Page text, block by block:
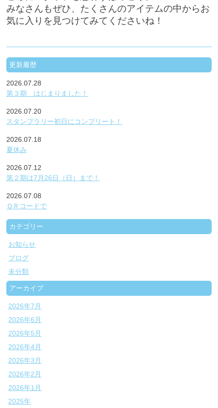
みなさんもぜひ、たくさんのアイテムの中からお
気に入りを見つけてみてくださいね！
更新履歴
2026.07.28
第３期 はじまりました！
2026.07.20
スタンプラリー初日にコンプリート！
2026.07.18
夏休み
2026.07.12
第２期は7月26日（日）まで！
2026.07.08
ＱＲコードで
カテゴリー
お知らせ
ブログ
未分類
アーカイブ
2026年7月
2026年6月
2026年5月
2026年4月
2026年3月
2026年2月
2026年1月
2025年